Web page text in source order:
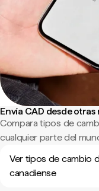
Envía CAD desde
Compara tipos de
cualquier parte del
Ver tipos de cambio
canadiense